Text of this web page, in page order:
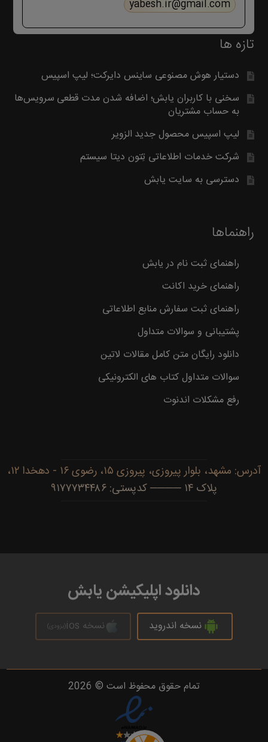
yabesh.ir@gmail.com
تازه ها
دستیار هوش مصنوعی ساینس دایرکت؛ لیپ اسپیس
سخنی با کاربران یابش؛ اضافه شدن مدت قطعی سرویس‌ها
به حساب مشتریان
لیپ اسپیس محصول جدید الزویر
شرکت خدمات اطلاعاتی تِتون دیتا سیستم
دسترسی به سایت یابش
راهنماها
راهنمای ثبت نام در یابش
راهنمای خرید اکانت
راهنمای ثبت سفارش منابع اطلاعاتی
پشتیبانی و سوالات متداول
دانلود رایگان متن کامل مقالات لاتین
سوالات متداول کتاب های الکترونیکی
رفع مشکلات اندنوت
آدرس: مشهد، بلوار پیروزی، پیروزی ۱۵، رضوی ۱۶ - دهخدا ۱۲،
پلاک ۱۴ ──── کدپستی: ۹۱۷۷۷۳۴۴۸۶
دانلود اپلیکیشن یابش
نسخه اندروید نسخه ios (بزودی)
تمام حقوق محفوظ است © 2026